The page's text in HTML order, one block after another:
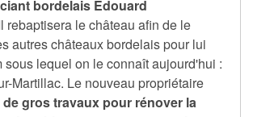
bordelais Edouard
rebaptisera le château afin de le
autres châteaux bordelais pour lui
sous lequel on le connaît aujourd'hui :
Martillac. Le nouveau propriétaire
gros travaux pour rénover la